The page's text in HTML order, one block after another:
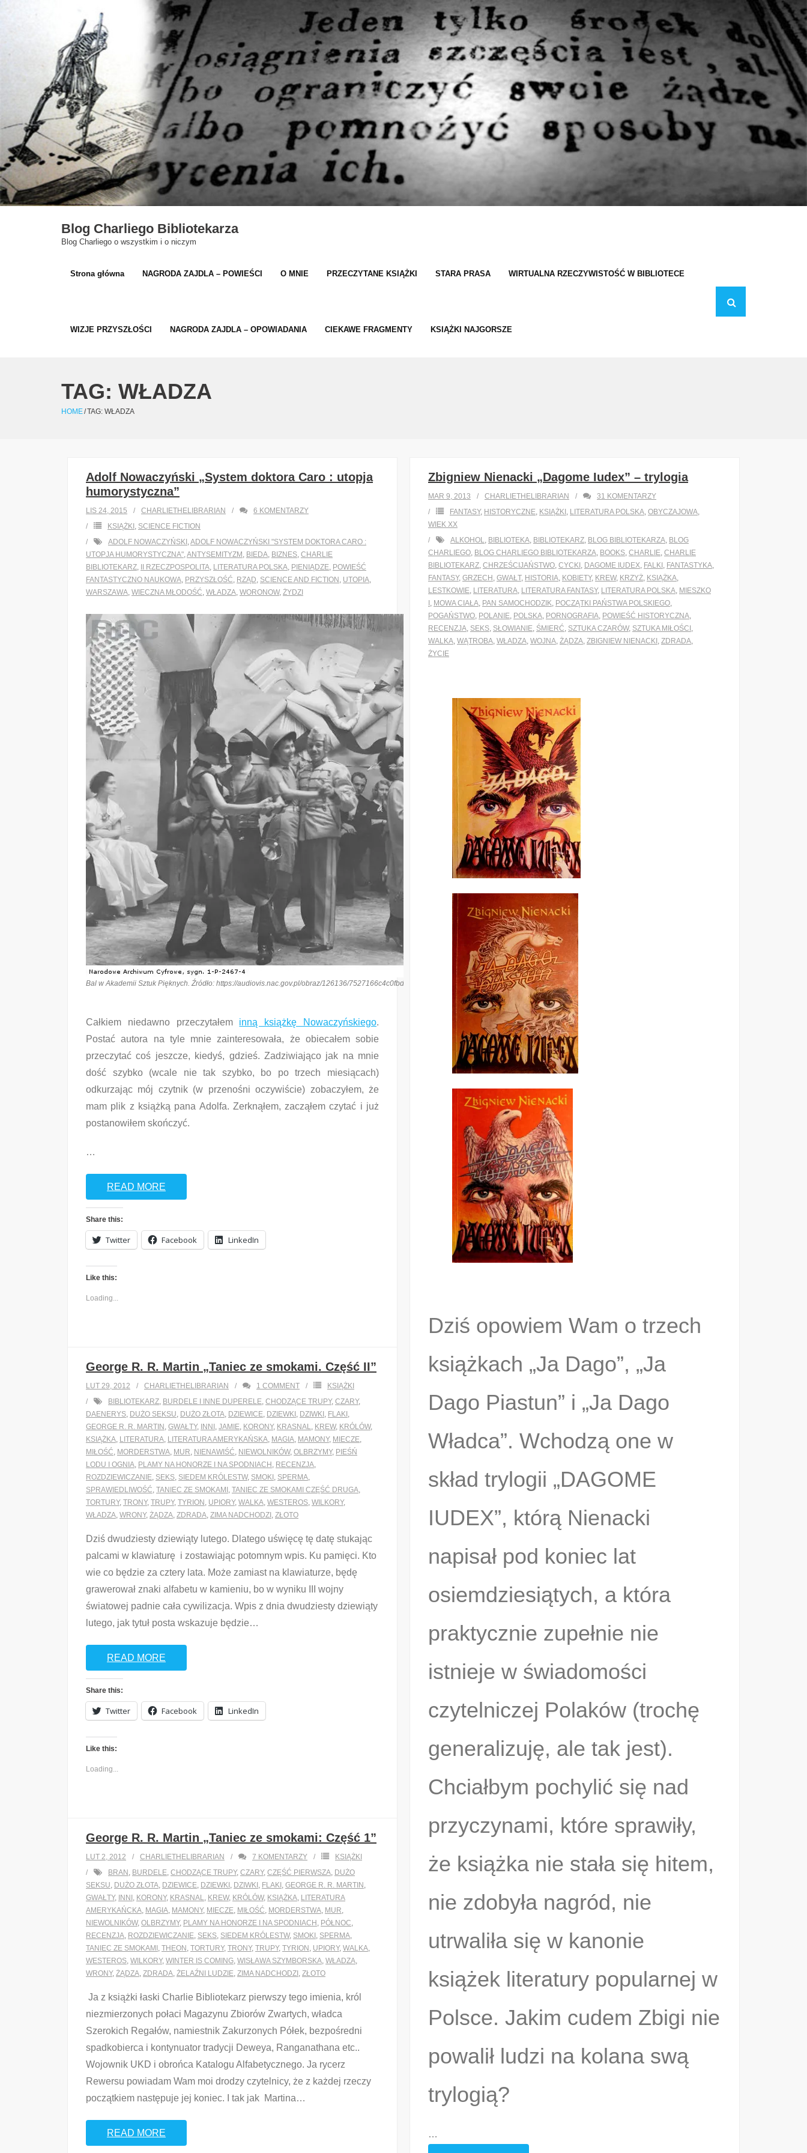
Blog Charliego Bibliotekarza
Blog Charliego o wszystkim i o niczym
Strona główna NAGRODA ZAJDLA – POWIEŚCI O MNIE PRZECZYTANE KSIĄŻKI STARA PRASA WIRTUALNA RZECZYWISTOŚĆ W BIBLIOTECE
WIZJE PRZYSZŁOŚCI NAGRODA ZAJDLA – OPOWIADANIA CIEKAWE FRAGMENTY KSIĄŻKI NAJGORSZE
TAG: WŁADZA
HOME/TAG: WŁADZA
Adolf Nowaczyński „System doktora Caro : utopja
humorystyczna”
LIS 24, 2015 CHARLIETHELIBRARIAN 6 KOMENTARZY
KSIĄŻKI SCIENCE FICTION
ADOLF NOWACZYŃSKI ADOLF NOWACZYŃSKI "SYSTEM DOKTORA CARO :
UTOPJA HUMORYSTYCZNA" ANTYSEMITYZM BIEDA BIZNES CHARLIE
BIBLIOTEKARZ II RZECZPOSPOLITA LITERATURA POLSKA PIENIĄDZE POWIEŚĆ
FANTASTYCZNO NAUKOWA PRZYSZŁOŚĆ RZĄD SCIENCE AND FICTION UTOPIA
WARSZAWA WIECZNA MŁODOŚĆ WŁADZA WORONOW, ŻYDZI
Bal w Akademii Sztuk Pięknych. Źródło: https://audiovis.nac.gov.pl/obraz/126136/7527166c4c0fbdb4faff756076ec0b77/
Całkiem niedawno przeczytałem inną książkę Nowaczyńskiego.
Postać autora na tyle mnie zainteresowała, że obiecałem sobie
przeczytać coś jeszcze, kiedyś, gdzieś. Zadziwiająco jak na mnie
dość szybko (wcale nie tak szybko, bo po trzech miesiącach)
odkurzając mój czytnik (w przenośni oczywiście) zobaczyłem, że
mam plik z książką pana Adolfa. Zerknąłem, zacząłem czytać i już
postanowiłem skończyć.
…
READ MORE
Share this:
Twitter Facebook LinkedIn
Like this:
Loading...
Zbigniew Nienacki „Dagome Iudex” – trylogia
MAR 9, 2013 CHARLIETHELIBRARIAN 31 KOMENTARZY
FANTASY, HISTORYCZNE KSIĄŻKI LITERATURA POLSKA OBYCZAJOWA
WIEK XX
ALKOHOL
BIBLIOTEKA BIBLIOTEKARZ BLOG BIBLIOTEKARZA BLOG
CHARLIEGO BLOG CHARLIEGO BIBLIOTEKARZA BOOKS CHARLIE CHARLIE
BIBLIOTEKARZ CHRZEŚCIJAŃSTWO CYCKI DAGOME IUDEX FALKI FANTASTYKA
FANTASY, GRZECH GWAŁT, HISTORIA KOBIETY, KREW, KRZYŻ KSIĄŻKA
LESTKOWIE LITERATURA LITERATURA FANTASY, LITERATURA POLSKA MIESZKO
I MOWA CIAŁA PAN SAMOCHODZIK POCZĄTKI PAŃSTWA POLSKIEGO
POGAŃSTWO POLANIE POLSKA PORNOGRAFIA POWIEŚĆ HISTORYCZNA
RECENZJA SEKS SŁOWIANIE ŚMIERĆ SZTUKA CZARÓW, SZTUKA MIŁOŚCI
WALKA WĄTROBA WŁADZA WOJNA ŻĄDZA ZBIGNIEW NIENACKI ZDRADA
ŻYCIE
Dziś opowiem Wam o trzech
książkach „Ja Dago”, „Ja
Dago Piastun” i „Ja Dago
Władca”. Wchodzą one w
skład trylogii „DAGOME
IUDEX”, którą Nienacki
napisał pod koniec lat
osiemdziesiątych, a która
praktycznie zupełnie nie
istnieje w świadomości
czytelniczej Polaków (trochę
generalizuję, ale tak jest).
Chciałbym pochylić się nad
przyczynami, które sprawiły,
że książka nie stała się hitem,
nie zdobyła nagród, nie
utrwaliła się w kanonie
książek literatury popularnej w
Polsce. Jakim cudem Zbigi nie
powalił ludzi na kolana swą
trylogią?
…
George R. R. Martin „Taniec ze smokami. Część II”
LUT 29, 2012 CHARLIETHELIBRARIAN 1 COMMENT
KSIĄŻKI
BIBLIOTEKARZ BURDELE I INNE DUPERELE CHODZĄCE TRUPY, CZARY,
DAENERYS DUŻO SEKSU DUŻO ZŁOTA DZIEWICE DZIEWKI DZIWKI FLAKI
GEORGE R. R. MARTIN GWAŁTY, INNI JAMIE KORONY, KRASNAL KREW, KRÓLÓW,
KSIĄŻKA LITERATURA LITERATURA AMERYKAŃSKA MAGIA MAMONY, MIECZE
MIŁOŚĆ MORDERSTWA MUR NIENAWIŚĆ NIEWOLNIKÓW, OLBRZYMY, PIEŚŃ
LODU I OGNIA PLAMY NA HONORZE I NA SPODNIACH RECENZJA
ROZDZIEWICZANIE SEKS SIEDEM KRÓLESTW, SMOKI SPERMA
SPRAWIEDLIWOŚĆ TANIEC ZE SMOKAMI TANIEC ZE SMOKAMI CZĘŚĆ DRUGA
TORTURY, TRONY, TRUPY, TYRION UPIORY, WALKA WESTEROS WILKORY,
WŁADZA WRONY, ŻĄDZA ZDRADA ZIMA NADCHODZI ZŁOTO
Dziś dwudziesty dziewiąty lutego. Dlatego uświęcę tę datę stukając
palcami w klawiaturę i zostawiając potomnym wpis. Ku pamięci. Kto
wie co będzie za cztery lata. Może zamiast na klawiaturze, będę
grawerował znaki alfabetu w kamieniu, bo w wyniku III wojny
światowej padnie cała cywilizacja. Wpis z dnia dwudziesty dziewiąty
lutego, jak tytuł posta wskazuje będzie…
READ MORE
Share this:
Twitter Facebook LinkedIn
Like this:
Loading...
George R. R. Martin „Taniec ze smokami: Część 1”
LUT 2, 2012 CHARLIETHELIBRARIAN 7 KOMENTARZY
KSIĄŻKI
BRAN BURDELE CHODZĄCE TRUPY, CZARY, CZĘŚĆ PIERWSZA DUŻO
SEKSU DUŻO ZŁOTA DZIEWICE DZIEWKI DZIWKI FLAKI GEORGE R. R. MARTIN
GWAŁTY, INNI KORONY, KRASNAL KREW, KRÓLÓW, KSIĄŻKA LITERATURA
AMERYKAŃCKA MAGIA MAMONY, MIECZE MIŁOŚĆ MORDERSTWA MUR
NIEWOLNIKÓW, OLBRZYMY, PLAMY NA HONORZE I NA SPODNIACH PÓŁNOC
RECENZJA ROZDZIEWICZANIE SEKS SIEDEM KRÓLESTW, SMOKI SPERMA
TANIEC ZE SMOKAMI THEON TORTURY, TRONY, TRUPY, TYRION UPIORY, WALKA
WESTEROS WILKORY, WINTER IS COMING WISŁAWA SZYMBORSKA WŁADZA
WRONY, ŻĄDZA ZDRADA ŻELAŹNI LUDZIE ZIMA NADCHODZI ZŁOTO
Ja z książki łaski Charlie Bibliotekarz pierwszy tego imienia, król
niezmierzonych połaci Magazynu Zbiorów Zwartych, władca
Szerokich Regałów, namiestnik Zakurzonych Półek, bezpośredni
spadkobierca i kontynuator tradycji Deweya, Ranganathana etc..
Wojownik UKD i obrońca Katalogu Alfabetycznego. Ja rycerz
Rewersu powiadam Wam moi drodzy czytelnicy, że z każdej rzeczy
początkiem następuje jej koniec. I tak jak Martina…
READ MORE